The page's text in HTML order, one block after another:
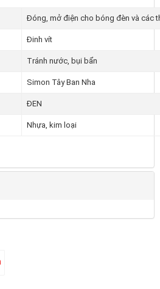
Đóng, mở điện cho bóng đèn và các
Đinh vít
Tránh nước, bụi bẩn
Simon Tây Ban Nha
ĐEN
Nhựa, kim loại